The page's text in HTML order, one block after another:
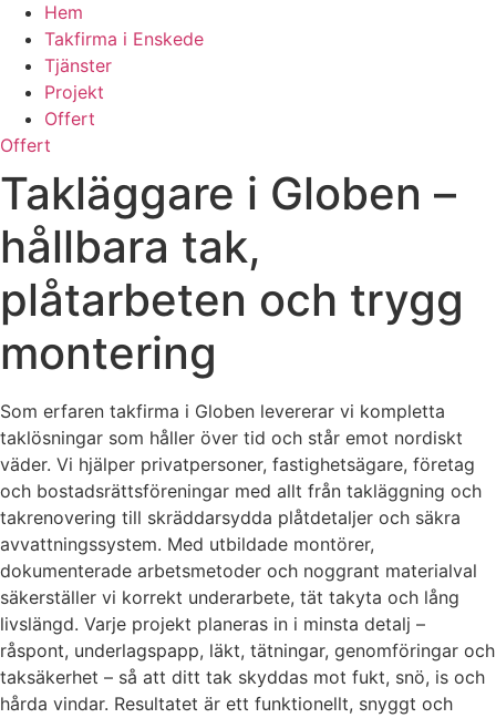
Hem
Takfirma i Enskede
Tjänster
Projekt
Offert
Offert
Takläggare i Globen –
hållbara tak,
plåtarbeten och trygg
montering
Som erfaren takfirma i Globen levererar vi kompletta
taklösningar som håller över tid och står emot nordiskt
väder. Vi hjälper privatpersoner, fastighetsägare, företag
och bostadsrättsföreningar med allt från takläggning och
takrenovering till skräddarsydda plåtdetaljer och säkra
avvattningssystem. Med utbildade montörer,
dokumenterade arbetsmetoder och noggrant materialval
säkerställer vi korrekt underarbete, tät takyta och lång
livslängd. Varje projekt planeras in i minsta detalj –
råspont, underlagspapp, läkt, tätningar, genomföringar och
taksäkerhet – så att ditt tak skyddas mot fukt, snö, is och
hårda vindar. Resultatet är ett funktionellt, snyggt och